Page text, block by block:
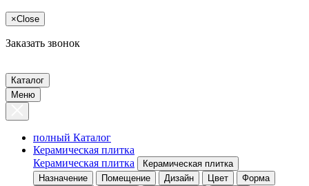
×Close
Заказать звонок
Каталог
Меню
полный Каталог
Керамическая плитка
Керамическая плитка
Керамическая плитка
Назначение
Помещение Дизайн Цвет
Форма